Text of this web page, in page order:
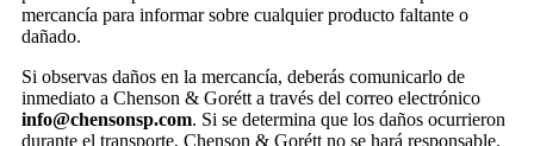
mercancía para informar sobre cualquier producto faltante o
dañado.
Si observas daños en la mercancía, deberás comunicarlo de
inmediato a Chenson & Gorétt a través del correo electrónico
info@chensonsp.com. Si se determina que los daños ocurrieron
durante el transporte, Chenson & Gorétt no se hará responsable.